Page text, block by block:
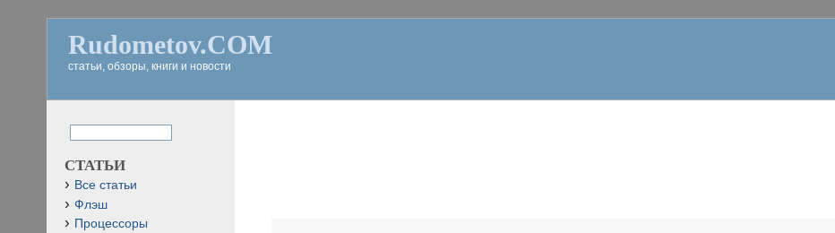
Rudometov.COM
статьи, обзоры, книги и новости
СТАТЬИ
Все статьи
Флэш
Процессоры